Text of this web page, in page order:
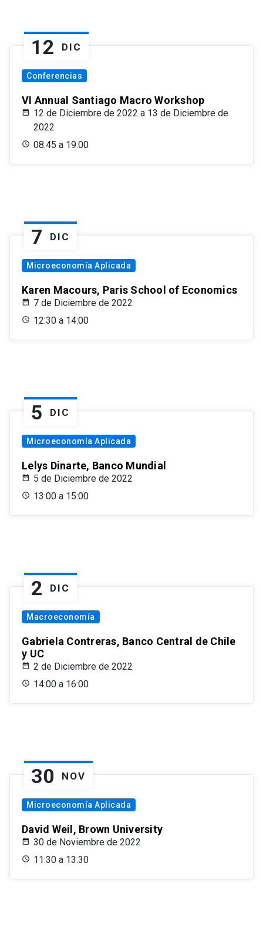
12 DIC
Conferencias
VI Annual Santiago Macro Workshop
12 de Diciembre de 2022 a 13 de Diciembre de
2022
08:45 a 19:00
7 DIC
Microeconomía Aplicada
Karen Macours, Paris School of Economics
7 de Diciembre de 2022
12:30 a 14:00
5 DIC
Microeconomía Aplicada
Lelys Dinarte, Banco Mundial
5 de Diciembre de 2022
13:00 a 15:00
2 DIC
Macroeconomía
Gabriela Contreras, Banco Central de Chile
y UC
2 de Diciembre de 2022
14:00 a 16:00
30 NOV
Microeconomía Aplicada
David Weil, Brown University
30 de Noviembre de 2022
11:30 a 13:30